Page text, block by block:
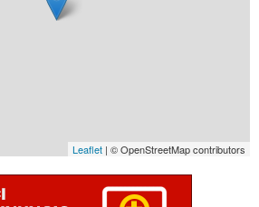
Leaflet | © OpenStreetMap contributors